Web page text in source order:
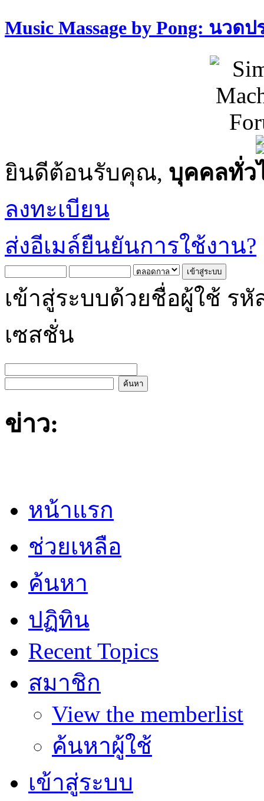
Music Massage by Pong: นวด
ยินดีต้อนรับคุณ, บุคคลทั่ว
ลงทะเบียน
ส่งอีเมล์ยืนยันการใช้งาน?
เข้าสู่ระบบด้วยชื่อผู้ใช้ รหั
เซสชั่น
ข่าว:
หน้าแรก
ช่วยเหลือ
ค้นหา
ปฏิทิน
Recent Topics
สมาชิก
View the memberlist
ค้นหาผู้ใช้
เข้าสู่ระบบ